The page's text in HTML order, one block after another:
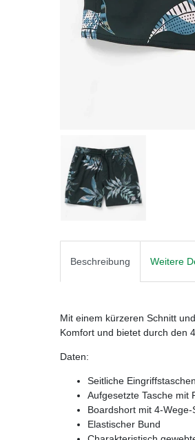
Beschreibung Weitere
Mit einem kürzeren Schnitt
Komfort und bietet durch den
Daten:
Seitliche Eingriffstaschen
Aufgesetzte Tasche mit
Boardshort mit 4-Wege-
Elastischer Bund